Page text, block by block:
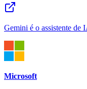
Gemini é o assistente de
Microsoft